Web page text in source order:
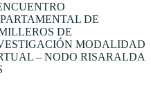
DE
DE
MODALIDAD
– NODO RISARALDA